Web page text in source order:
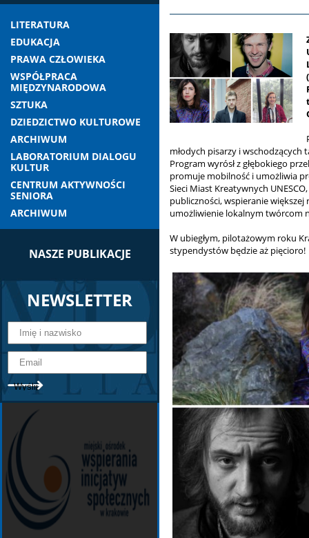
LITERATURA
EDUKACJA
PRAWA CZŁOWIEKA
WSPÓŁPRACA
MIĘDZYNARODOWA
SZTUKA
DZIEDZICTWO KULTUROWE
ARCHIWUM
LABORATORIUM DIALOGU
KULTUR
CENTRUM AKTYWNOŚCI
SENIORA
ARCHIWUM
NASZE PUBLIKACJE
NEWSLETTER
młodych pisarzy i wschodzących
Program wyrósł z głębokiego
promuje mobilność i umożliwia
Sieci Miast Kreatywnych
publiczności, wspieranie
umożliwienie lokalnym twórcom
W ubiegłym, pilotażowym roku
stypendystów będzie aż pięcioro!